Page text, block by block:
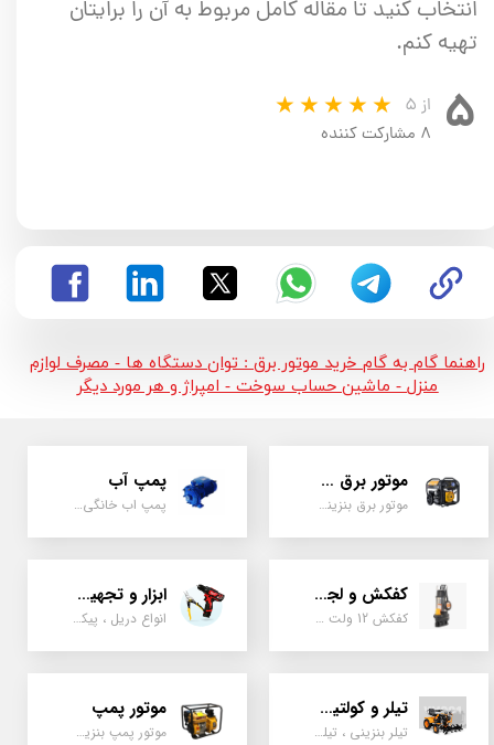
انتخاب کنید تا مقاله کامل مربوط به آن را برایتان
تهیه کنم.
۵ از ۵
۸ مشارکت کننده
راهنما گام به گام خرید موتور برق : توان دستگاه ها - مصرف لوازم
منزل - ماشین حساب سوخت - امپراژ و هر مورد دیگر
موتور برق و ژنراتور
موتور برق بنزینی، دیزلی ، گازی ، سه گانه سوز
پمپ آب
پمپ اب خانگی، بشقابی ، جتی ، دو پروانه کشاورزی
کفکش و لجن کش
کفکش 12 ولت ، 220 ولت ، یک اینچ به بالا لجن کش کاتردار، لجن کش چدنی
ابزار و تجهیزات
انواع دریل ، پیکور، ابزارالات، سیل مکانیکی، قطعات پمپ
تیلر و کولتیواتور
تیلر بنزینی ، تیلر دیزل، تیلر چهار چرخ، تیلر مزرعه و کشاورزی
موتور پمپ
موتور پمپ بنزینی، دیزلی، نفتی ، یک اینچ به بالا